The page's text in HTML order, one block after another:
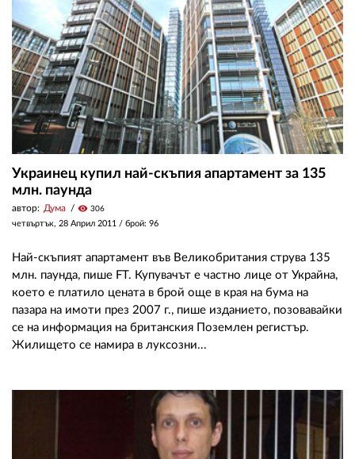
Украинец купил най-скъпия апартамент за 135
млн. паунда
автор: Дума visibility 306
четвъртък, 28 Април 2011 / брой: 96
Най-скъпият апартамент във Великобритания струва 135
млн. паунда, пише FT. Купувачът е частно лице от Украйна,
което е платило цената в брой още в края на бума на
пазара на имоти през 2007 г., пише изданието, позовавайки
се на информация на британския Поземлен регистър.
Жилището се намира в луксозни...